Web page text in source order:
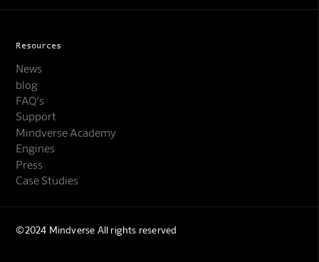
Online · KI-Assistent
Resources
News
blog
FAQ's
Support
Mindverse Academy
Engines
Press
Case Studies
©2024 Mindverse All rights reserved